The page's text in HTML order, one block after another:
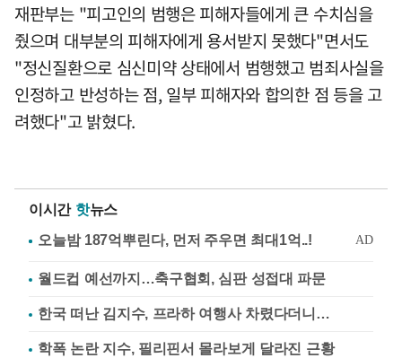
재판부는 "피고인의 범행은 피해자들에게 큰 수치심을
줬으며 대부분의 피해자에게 용서받지 못했다"면서도
"정신질환으로 심신미약 상태에서 범행했고 범죄사실을
인정하고 반성하는 점, 일부 피해자와 합의한 점 등을 고
려했다"고 밝혔다.
이시간 핫뉴스
월드컵 예선까지…축구협회, 심판 성접대 파문
한국 떠난 김지수, 프라하 여행사 차렸다더니…
학폭 논란 지수, 필리핀서 몰라보게 달라진 근황